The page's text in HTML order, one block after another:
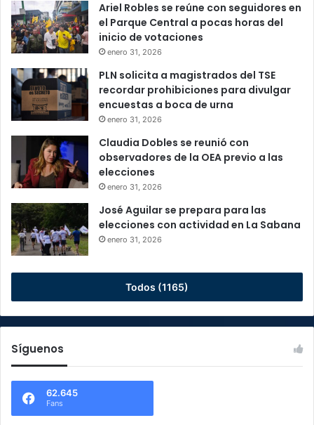
Ariel Robles se reúne con seguidores en
el Parque Central a pocas horas del
inicio de votaciones
enero 31, 2026
PLN solicita a magistrados del TSE
recordar prohibiciones para divulgar
encuestas a boca de urna
enero 31, 2026
Claudia Dobles se reunió con
observadores de la OEA previo a las
elecciones
enero 31, 2026
José Aguilar se prepara para las
elecciones con actividad en La Sabana
enero 31, 2026
Todos (1165)
Síguenos
62.645
Fans